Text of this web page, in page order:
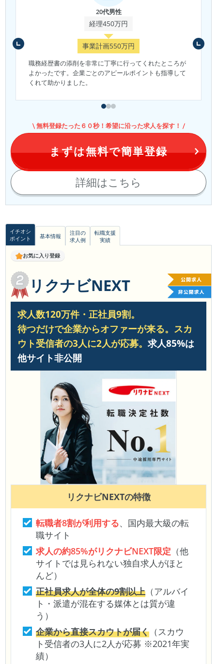
20代男性
経理450万円
事業計画550万円
職務経歴書の添削を非常に丁寧に行ってくれたところが
よかったです。企業ごとのアピールポイントも指導して
くれて助かりました。
詳細はこちら
無料登録たった６０秒！希望に沿った求人を探す！
まずは無料で簡単登録
イチオシ
ポイント
基本情報
注目の
求人例
転職支援
実績
お気に入り登録
リクナビNEXT
求人数120万件・正社員9割。
待つだけで企業からオファーが来る。 スカ
ウト受信者の3人に2人が応募。 求人85%は
他サイト非公開
リクナビNEXTの特徴
転職者8割が利用する、国内最大級の転
職サイト
求人の約85%がリクナビNEXT限定 （他
サイトでは見られない独自求人がほと
んど）
正社員求人が全体の9割以上 （アルバイ
ト・派遣が混在する媒体とは質が違
う）
企業から直接スカウトが届く （スカウ
ト受信者の3人に2人が応募 ※2021年実
績）